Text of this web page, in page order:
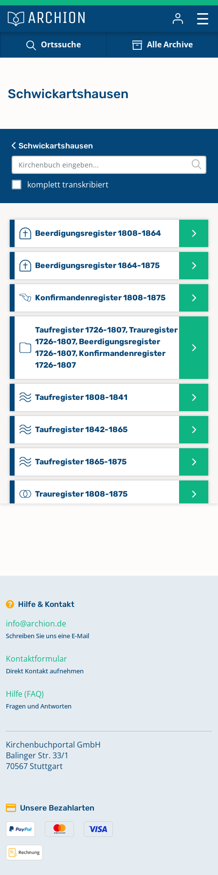
Ortssuche Alle Archive
Schwickartshausen
komplett transkribiert
Beerdigungsregister 1808-1864
Beerdigungsregister 1864-1875
Konfirmandenregister 1808-1875
Taufregister 1726-1807, Trauregister
1726-1807, Beerdigungsregister
1726-1807, Konfirmandenregister
1726-1807
Taufregister 1808-1841
Taufregister 1842-1865
Taufregister 1865-1875
Trauregister 1808-1875
Schwickartshausen
Hilfe & Kontakt
info@archion.de
Schreiben Sie uns eine E-Mail
Kontaktformular
Direkt Kontakt aufnehmen
Hilfe (FAQ)
Fragen und Antworten
Kirchenbuchportal GmbH
Balinger Str. 33/1
70567 Stuttgart
Unsere Bezahlarten